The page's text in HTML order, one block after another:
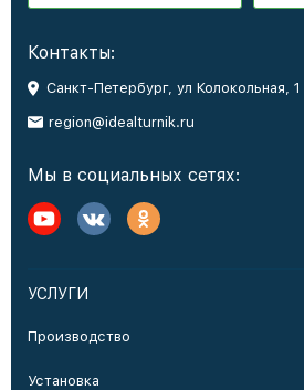
Контакты:
Санкт-Петербург, ул Колокольная, 1
region@idealturnik.ru
Мы в социальных сетях:
УСЛУГИ
Производство
Установка